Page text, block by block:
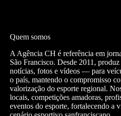
Quem somos
A Agência CH é referência em
São Francisco. Desde 2011,
notícias, fotos e vídeos — para
o país, mantendo o compromisso
valorização do esporte regional.
locais, competições amadoras,
eventos do esporte, fortalecendo a